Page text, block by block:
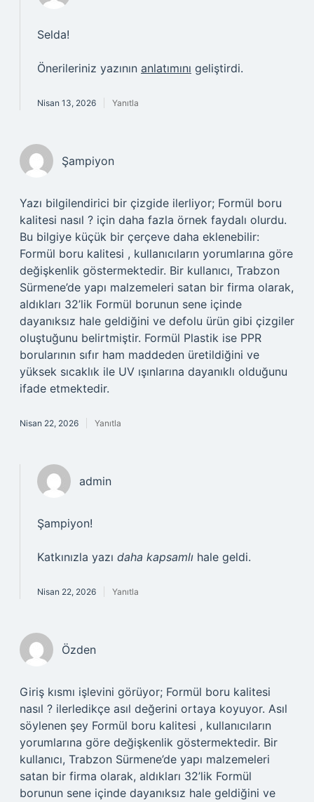
Selda!
Önerileriniz yazının anlatımını geliştirdi.
Nisan 13, 2026 Yanıtla
Şampiyon
Yazı bilgilendirici bir çizgide ilerliyor; Formül boru
kalitesi nasıl ? için daha fazla örnek faydalı olurdu.
Bu bilgiye küçük bir çerçeve daha eklenebilir:
Formül boru kalitesi , kullanıcıların yorumlarına göre
değişkenlik göstermektedir. Bir kullanıcı, Trabzon
Sürmene’de yapı malzemeleri satan bir firma olarak,
aldıkları 32’lik Formül borunun sene içinde
dayanıksız hale geldiğini ve defolu ürün gibi çizgiler
oluştuğunu belirtmiştir. Formül Plastik ise PPR
borularının sıfır ham maddeden üretildiğini ve
yüksek sıcaklık ile UV ışınlarına dayanıklı olduğunu
ifade etmektedir.
Nisan 22, 2026 Yanıtla
admin
Şampiyon!
Katkınızla yazı daha kapsamlı hale geldi.
Nisan 22, 2026 Yanıtla
Özden
Giriş kısmı işlevini görüyor; Formül boru kalitesi
nasıl ? ilerledikçe asıl değerini ortaya koyuyor. Asıl
söylenen şey Formül boru kalitesi , kullanıcıların
yorumlarına göre değişkenlik göstermektedir. Bir
kullanıcı, Trabzon Sürmene’de yapı malzemeleri
satan bir firma olarak, aldıkları 32’lik Formül
borunun sene içinde dayanıksız hale geldiğini ve